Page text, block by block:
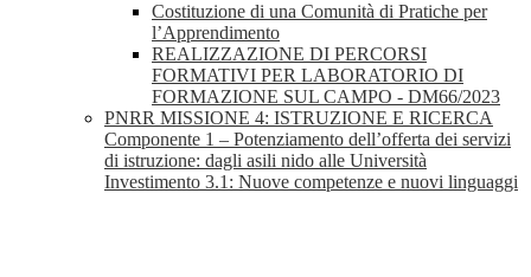
Costituzione di una Comunità di Pratiche per
l’Apprendimento
REALIZZAZIONE DI PERCORSI
FORMATIVI PER LABORATORIO DI
FORMAZIONE SUL CAMPO - DM66/2023
PNRR MISSIONE 4: ISTRUZIONE E RICERCA
Componente 1 – Potenziamento dell’offerta dei servizi
di istruzione: dagli asili nido alle Università
Investimento 3.1: Nuove competenze e nuovi linguaggi